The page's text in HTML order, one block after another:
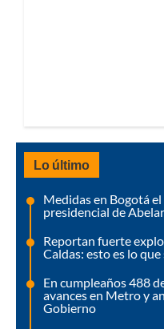
Lo último
Medidas en Bogotá
presidencial de
Reportan fuerte
Caldas: esto es lo
En cumpleaños 488
avances en Metro y
Gobierno